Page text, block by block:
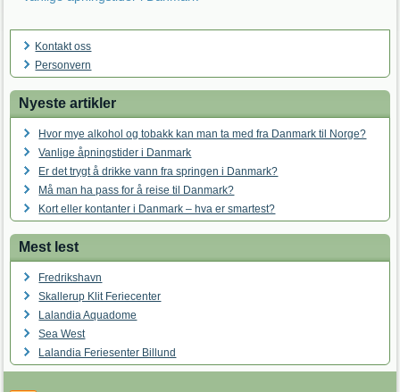
Kontakt oss
Personvern
Nyeste artikler
Hvor mye alkohol og tobakk kan man ta med fra Danmark til Norge?
Vanlige åpningstider i Danmark
Er det trygt å drikke vann fra springen i Danmark?
Må man ha pass for å reise til Danmark?
Kort eller kontanter i Danmark – hva er smartest?
Mest lest
Fredrikshavn
Skallerup Klit Feriecenter
Lalandia Aquadome
Sea West
Lalandia Feriesenter Billund